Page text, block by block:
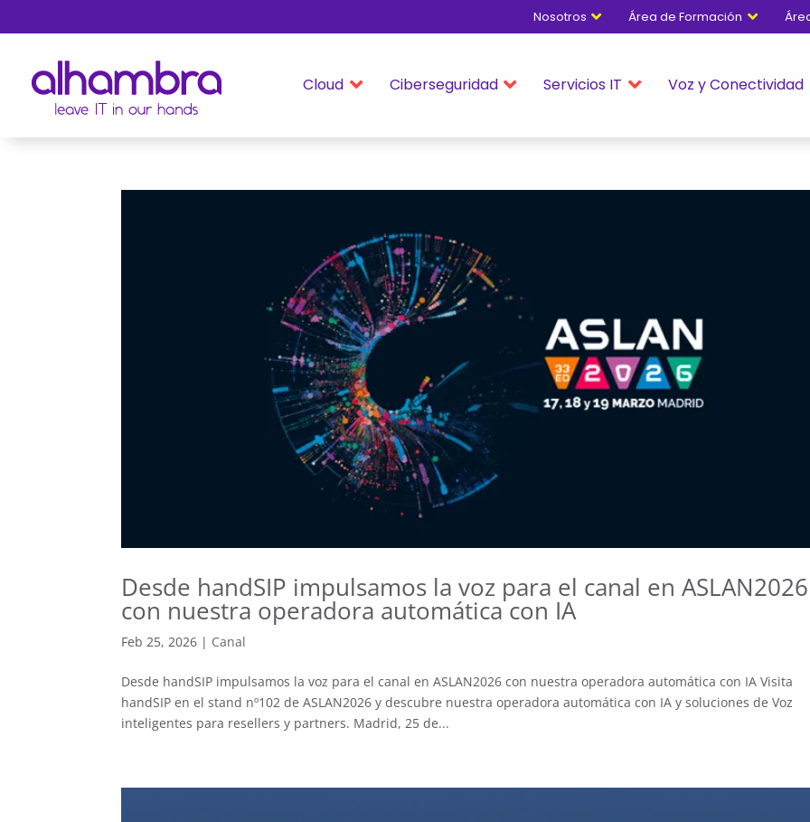

Nosotros 
Área de Formación

Cloud 
Ciberseguridad 
Servicios IT Voz y Conectividad
Desde handSIP impulsamos la voz para el canal en ASLAN2026
con nuestra operadora automática con IA
Feb 25, 2026 | Canal
Desde handSIP impulsamos la voz para el canal en ASLAN2026 con nuestra operadora automática con IA Visita
handSIP en el stand nº102 de ASLAN2026 y descubre nuestra operadora automática con IA y soluciones de Voz
inteligentes para resellers y partners. Madrid, 25 de...